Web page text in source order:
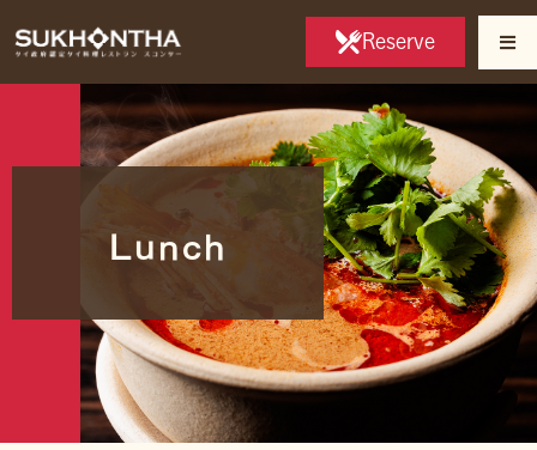
Reserve
Lunch